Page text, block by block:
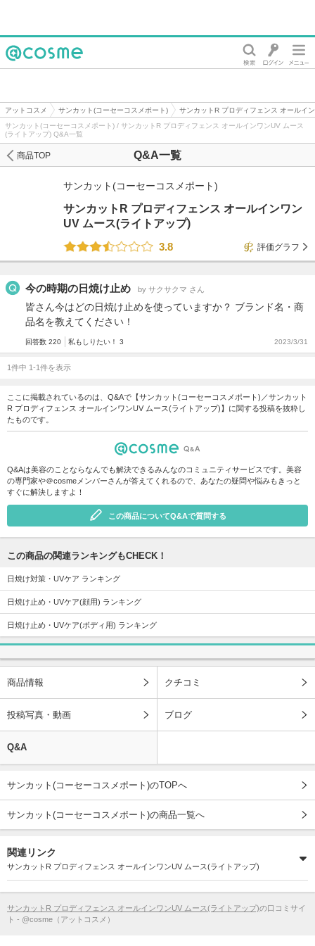
アットコスメ サンカット(コーセーコスメポート)
サンカットR プロディフェンス オールイ
サンカット(コーセーコスメポート) / サンカットR プロディフェンス オールインワンUV ムース
(ライトアップ) Q&A一覧
Q&A一覧
商品TOP
サンカット(コーセーコスメポート)
サンカットR プロディフェンス オールインワン
UV ムース(ライトアップ)
3.8
評価グラフ
今の時期の日焼け止め by サクサクマ さん
皆さん今はどの日焼け止めを使っていますか？ ブランド名・商
品名を教えてください！
回答数 220 私もしりたい！ 3 2023/3/31
1件中 1-1件を表示
ここに掲載されているのは、Q&Aで【サンカット(コーセーコスメポート)／サンカット
R プロディフェンス オールインワンUV ムース(ライトアップ)】に関する投稿を抜粋し
たものです。
Q&Aは美容のことならなんでも解決できるみんなのコミュニティサービスです。美容
の専門家や＠cosmeメンバーさんが答えてくれるので、あなたの疑問や悩みもきっと
すぐに解決しますよ！
この商品についてQ&Aで質問する
この商品の関連ランキングもCHECK！
日焼け対策・UVケア ランキング
日焼け止め・UVケア(顔用) ランキング
日焼け止め・UVケア(ボディ用) ランキング
商品情報 クチコミ
投稿写真・動画 ブログ
Q&A
サンカット(コーセーコスメポート)のTOPへ
サンカット(コーセーコスメポート)の商品一覧へ
関連リンク
サンカットR プロディフェンス オールインワンUV ムース(ライトアップ)
サンカットR プロディフェンス オールインワンUV ムース(ライトアップ)の口コミサイ
ト - @cosme（アットコスメ）